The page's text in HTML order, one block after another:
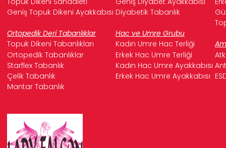
Geniş Topuk Dikeni Ayakkabısı Diyabetik Tabanlık
Ortopedik Deri Tabanlıklar
Hac ve Umre Grubu
Topuk Dikeni Tabanlıkları
Kadın Umre Hac Terliği
Ortopedik Tabanlıklar
Erkek Hac Umre Terliği
Starflex Tabanlık
Kadın Hac Umre Ayakkabısı
Çelik Tabanlık
Erkek Hac Umre Ayakkabısı
Mantar Tabanlık